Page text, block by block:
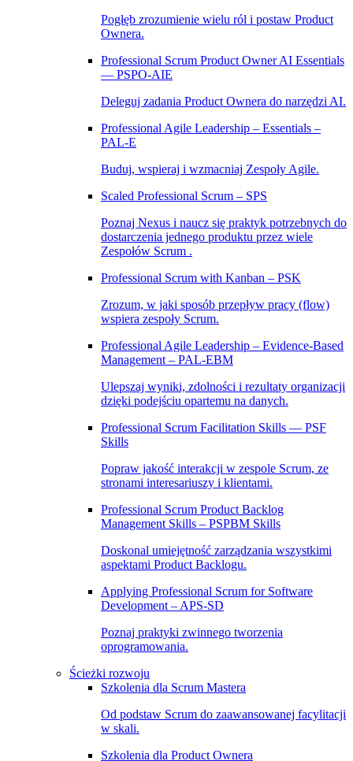
Pogłęb zrozumienie wielu ról i postaw Product
Ownera.
Professional Scrum Product Owner AI Essentials
— PSPO-AIE
Deleguj zadania Product Ownera do narzędzi AI.
Professional Agile Leadership – Essentials –
PAL‑E
Buduj, wspieraj i wzmacniaj Zespoły Agile.
Scaled Professional Scrum – SPS
Poznaj Nexus i naucz się praktyk potrzebnych do
dostarczenia jednego produktu przez wiele
Zespołów Scrum .
Professional Scrum with Kanban – PSK
Zrozum, w jaki sposób przepływ pracy (flow)
wspiera zespoły Scrum.
Professional Agile Leadership – Evidence-Based
Management – PAL-EBM
Ulepszaj wyniki, zdolności i rezultaty organizacji
dzięki podejściu opartemu na danych.
Professional Scrum Facilitation Skills — PSF
Skills
Popraw jakość interakcji w zespole Scrum, ze
stronami interesariuszy i klientami.
Professional Scrum Product Backlog
Management Skills – PSPBM Skills
Doskonal umiejętność zarządzania wszystkimi
aspektami Product Backlogu.
Applying Professional Scrum for Software
Development – APS-SD
Poznaj praktyki zwinnego tworzenia
oprogramowania.
Ścieżki rozwoju
Szkolenia dla Scrum Mastera
Od podstaw Scrum do zaawansowanej facylitacji
w skali.
Szkolenia dla Product Ownera